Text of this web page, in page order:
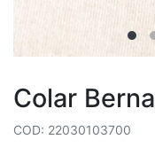
Colar Berna
COD: 22030103700